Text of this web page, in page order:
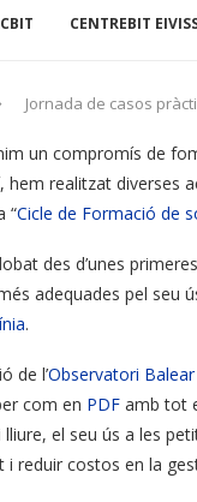
CENTREBIT
Jornada de casos
un compromís de
hem realitzat diverses
“Cicle de Formació de
des d’unes primeres
adequades pel seu
.
de l’Observatori
com en PDF amb tot
el seu ús a les
reduir costos en la